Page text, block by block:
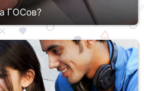
ГОСов?
– обязательный рубеж,
подготовки «новоиспеченных
особо комплексный